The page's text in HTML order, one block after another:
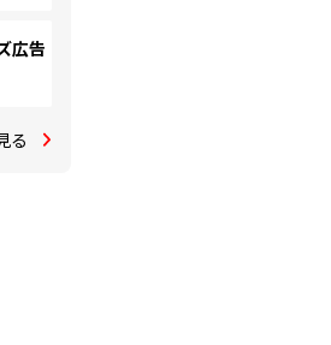
広告
る